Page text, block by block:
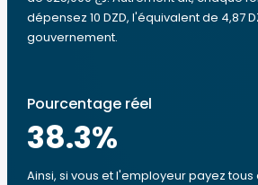
dépensez 10 DZD, l'équivalent de 4,87
gouvernement.
Pourcentage réel
38.3%
Ainsi, si vous et l'employeur payez